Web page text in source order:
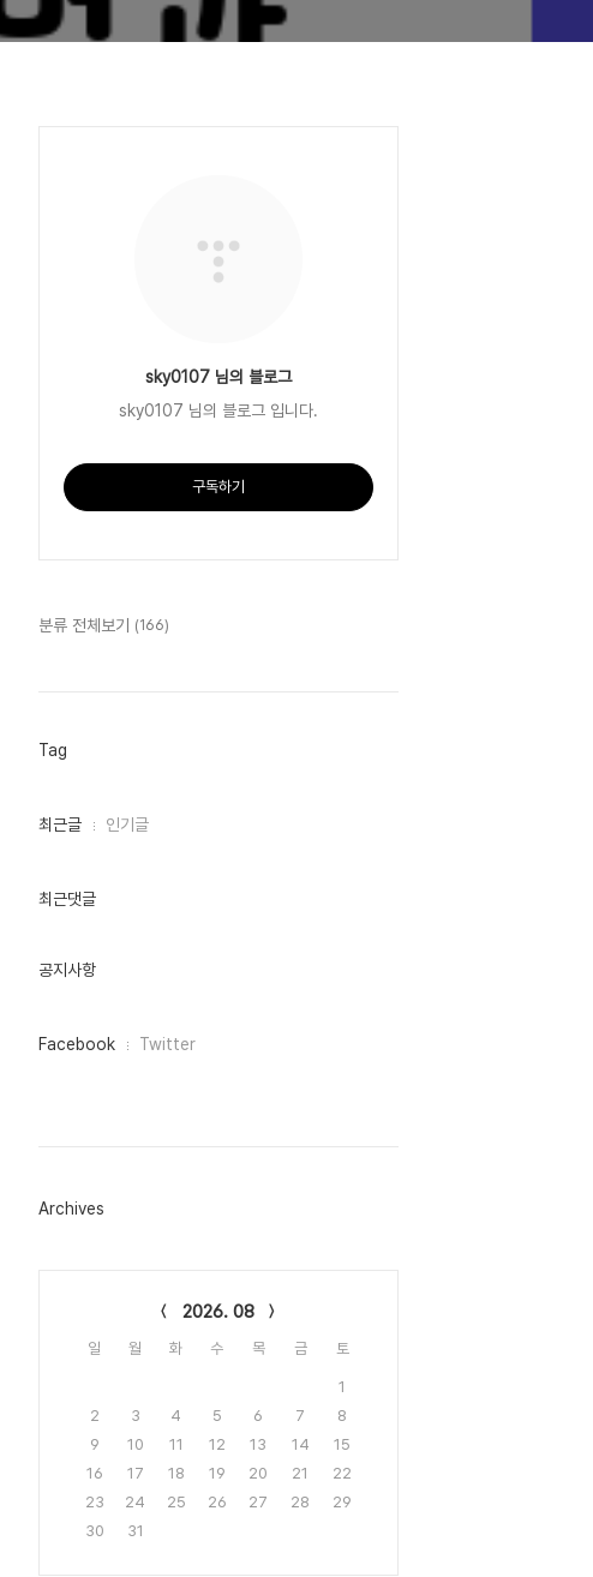
sky0107 님의 블로그
sky0107 님의 블로그 입니다.
구독하기
분류 전체보기 (166)
Tag
최
인
최근글 인기글
최근댓글
공지사항
페
그
Facebook Twitter
Archives
2026. 08
일 월 화 수 목 금 토
1
2
3 4 5 6 7
8
9
10 11 12 13 14
15
16
17 18 19 20 21
22
23
24 25 26 27 28
29
30
31